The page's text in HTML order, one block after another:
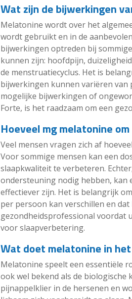
Wat zijn de bijwerkingen
Melatonine wordt over het
wordt gebruikt en in de
bijwerkingen optreden bij
kunnen zijn: hoofdpijn,
de menstruatiecyclus. Het is
bijwerkingen kunnen variëren
mogelijke bijwerkingen of
Forte, is het raadzaam om een
Hoeveel mg melatonine
Veel mensen vragen zich af
Voor sommige mensen kan een
slaapkwaliteit te verbeteren.
ondersteuning nodig hebben, kan
effectiever zijn. Het is belangrijk
per persoon kan verschillen en
gezondheidsprofessional voordat
voor slaapverbetering.
Wat doet melatonine in het
Melatonine speelt een essentiële
ook wel bekend als de
pijnappelklier in de hersenen en